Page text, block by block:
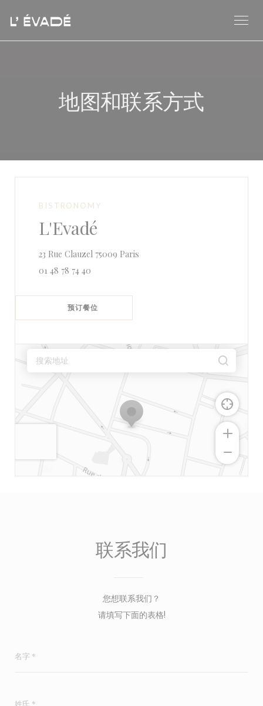
地图和联系方式
BISTRONOMY
L'Evadé
23 Rue Clauzel 75009 Paris
01 48 78 74 40
预订餐位
联系我们
您想联系我们？
请填写下面的表格!